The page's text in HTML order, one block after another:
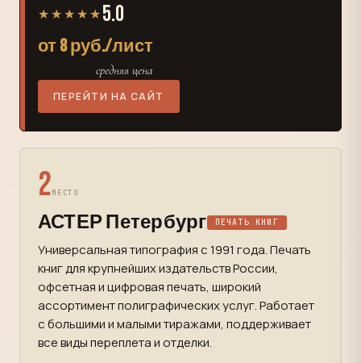
★★★★★ 5.0
от 8 руб./лист
средняя цена
ПЕРЕЙТИ НА САЙТ
2МЕСТО
АСТЕР Петербург ПЕЧАТЬ КНИГ
Универсальная типография с 1991 года. Печать
книг для крупнейших издательств России,
офсетная и цифровая печать, широкий
ассортимент полиграфических услуг. Работает
с большими и малыми тиражами, поддерживает
все виды переплета и отделки.